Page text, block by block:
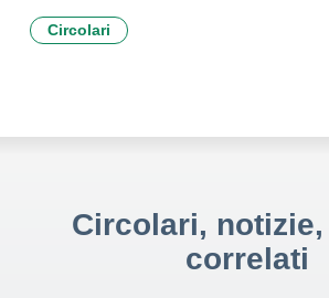
Circolari
Circolari,
correlati